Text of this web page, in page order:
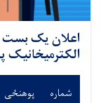
اعلان یک
شماره پوهنځی